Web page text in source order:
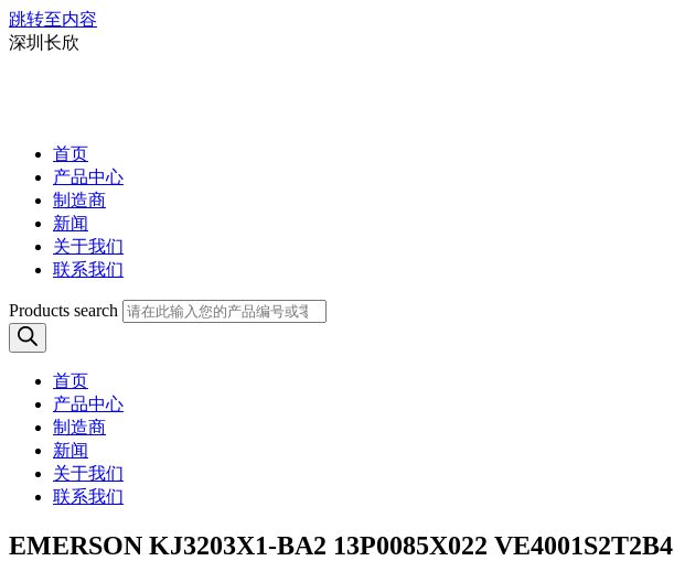
跳转至内容
深圳长欣
首页
产品中心
制造商
新闻
关于我们
联系我们
Products search
首页
产品中心
制造商
新闻
关于我们
联系我们
EMERSON KJ3203X1-BA2 13P0085X022 VE4001S2T2B4